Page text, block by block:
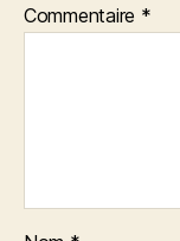
Commentaire *